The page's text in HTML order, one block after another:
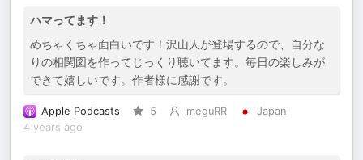
ハマってます！
めちゃくちゃ面白いです！沢山人が登場するので、自分な
りの相関図を作ってじっくり聴いてます。毎日の楽しみが
できて嬉しいです。作者様に感謝です。
Apple Podcasts 5 meguRR
Japan
4 years ago